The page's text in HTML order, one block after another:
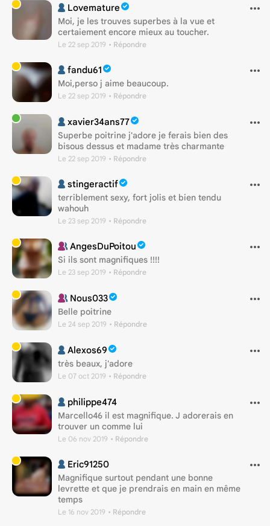
Lovemature
Moi, je les trouves superbes à la vue et
certaiement encore mieux au toucher.
Le 22 sep 2019 • Répondre
fandu61
Moi,perso j aime beaucoup.
Le 22 sep 2019 • Répondre
xavier34ans77
Superbe poitrine j'adore je ferais bien des
bisous dessus et madame très charmante
Le 22 sep 2019 • Répondre
stingeractif
terriblement sexy, fort jolis et bien tendu
wahouh
Le 23 sep 2019 • Répondre
AngesDuPoitou
Si ils sont magnifiques !!!!
Le 23 sep 2019 • Répondre
Nous033
Belle poitrine
Le 24 sep 2019 • Répondre
Alexos69
très beaux, j'adore
Le 07 oct 2019 • Répondre
philippe474
Marcello46 il est magnifique. J adorerais en
trouver un comme lui
Le 06 nov 2019 • Répondre
Eric91250
Magnifique surtout pendant une bonne
levrette et que je prendrais en main en même
temps
Le 16 nov 2019 • Répondre